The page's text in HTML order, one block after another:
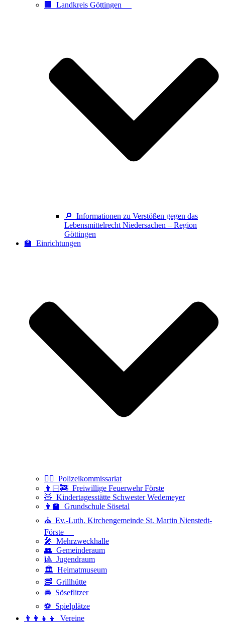
🏢 Landkreis Göttingen
🔎 Informationen zu Verstößen gegen das
Lebensmittelrecht Niedersachen – Region
Göttingen
🏫 Einrichtungen
👮‍♂️ Polizeikommissariat
👨🏻‍🚒 Freiwillige Feuerwehr Förste
🧸 Kindertagesstätte Schwester Wedemeyer
👨‍🏫 Grundschule Sösetal
⛪ Ev.-Luth. Kirchengemeinde St. Martin Nienstedt-
Förste
🎤 Mehrzweckhalle
👥 Gemeinderaum
🎱 Jugendraum
🏛️ Heimatmuseum
🥓 Grillhütte
🚘 Söseflitzer
⚽ Spielplätze
👨‍👩‍👧‍👦 Vereine